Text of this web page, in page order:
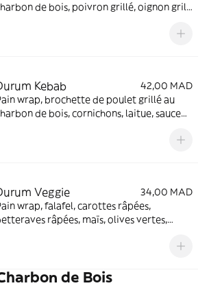
de bois, poivron grillé, oignon grill,
Kebab
42,00 MAD
wrap, brochette de poulet grillé au
de bois, cornichons, laitue, sauce
Veggie
34,00 MAD
wrap, falafel, carottes râpées,
râpées, maïs, olives vertes,
de Bois